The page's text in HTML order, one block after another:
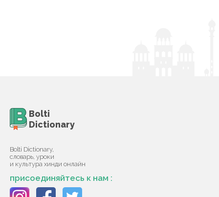
Bolti
Dictionary
Bolti Dictionary,
словарь, уроки
и культура хинди онлайн
присоединяйтесь к нам :